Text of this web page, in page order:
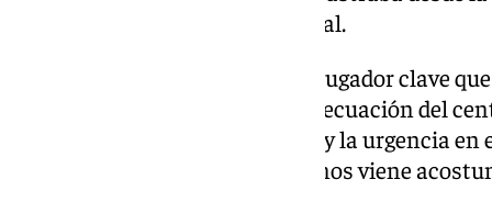
indiscutible en la defensa central.
Así pues Pellicer recupera a un jugador clave
sabe si Izan volverá directo a la ecuación del
haya estado jugando de central y la urgencia
estar más retrasado de los que nos viene